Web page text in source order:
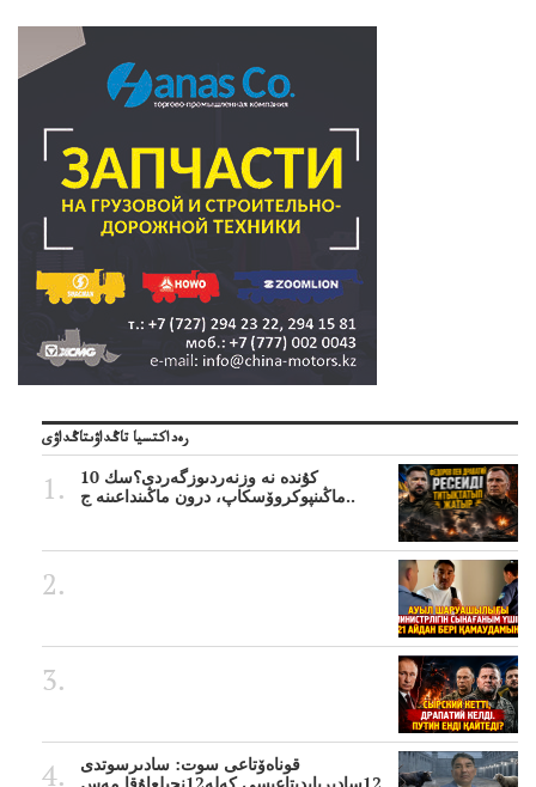
رەداكتسيا تاڭداۋىتاڭداۋى
10 كۇندە نە وزنەردىوزگەردى؟سك
ماڭىنپوكروۆسكاپ، درون ماڭىنداعىنە ج..
قوناەۆتاعى سوت: سادىرسوتدى